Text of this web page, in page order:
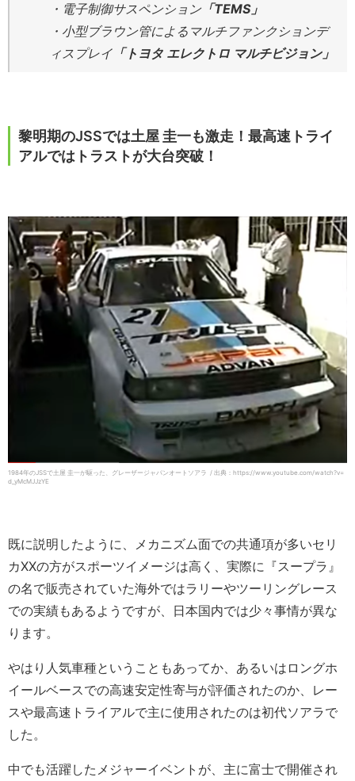
・電子制御サスペンション「TEMS」
・小型ブラウン管によるマルチファンクションデ
ィスプレイ 「トヨタ エレクトロ マルチビジョン」
黎明期のJSSでは土屋 圭一も激走！最高速トライ
アルではトラストが大台突破！
1984年のJSSで土屋 圭一が駆った、グレーザージャパンオートソアラ / 出典：https://www.youtube.com/watch?v=
d_yMcMJJzYE
既に説明したように、メカニズム面での共通項が多いセリ
カXXの方がスポーツイメージは高く、実際に『スープラ』
の名で販売されていた海外ではラリーやツーリングレース
での実績もあるようですが、日本国内では少々事情が異な
ります。
やはり人気車種ということもあってか、あるいはロングホ
イールベースでの高速安定性寄与が評価されたのか、レー
スや最高速トライアルで主に使用されたのは初代ソアラで
した。
中でも活躍したメジャーイベントが、主に富士で開催され